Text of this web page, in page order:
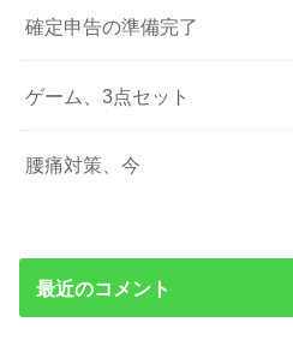
確定申告の準備完了
ゲーム、3点セット
腰痛対策、今
最近のコメント